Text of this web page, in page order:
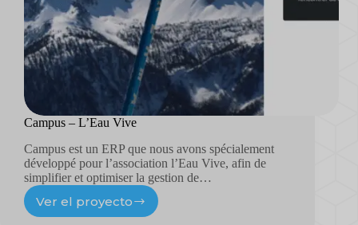
Campus – L’Eau Vive
Campus est un ERP que nous avons spécialement
développé pour l’association l’Eau Vive, afin de
simplifier et optimiser la gestion de…
Ver el proyecto